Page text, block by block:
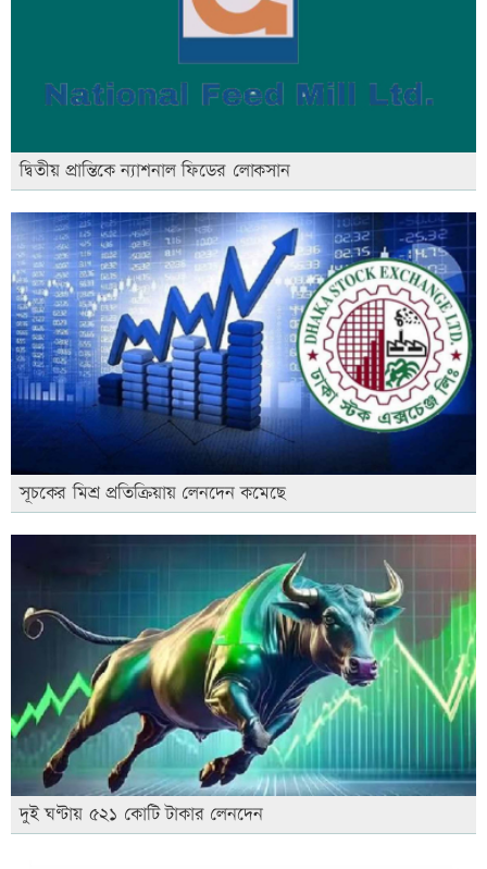
দ্বিতীয় প্রান্তিকে ন্যাশনাল ফিডের লোকসান
সূচকের মিশ্র প্রতিক্রিয়ায় লেনদেন কমেছে
দুই ঘণ্টায় ৫২১ কোটি টাকার লেনদেন